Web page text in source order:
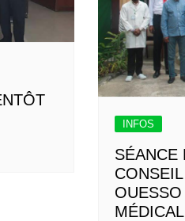
INFOS
SÉANCE